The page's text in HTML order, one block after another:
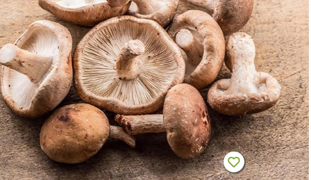
TIENDA
AGENDA
OFERTAS
CONTACTO